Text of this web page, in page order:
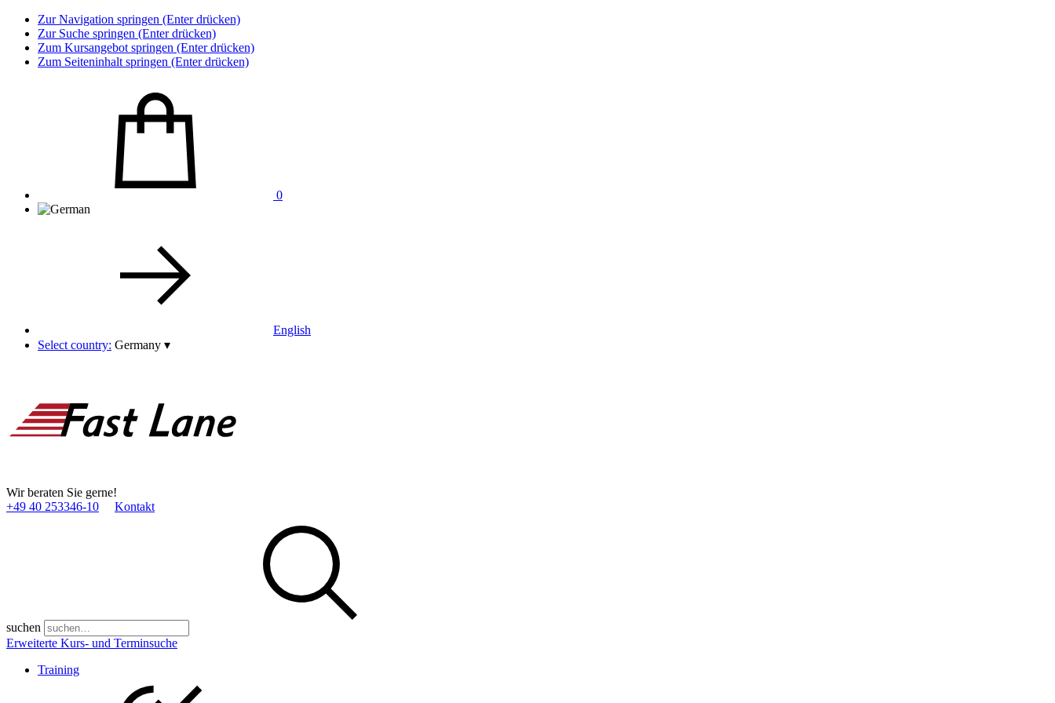
Zur Navigation springen (Enter drücken)
Zur Suche springen (Enter drücken)
Zum Kursangebot springen (Enter drücken)
Zum Seiteninhalt springen (Enter drücken)
0
English
Select country: Germany ▾
Wir beraten Sie gerne!
+49 40 253346­-10
Kontakt
suchen
Erweiterte Kurs- und Terminsuche
Training